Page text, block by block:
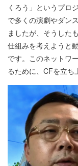
くろう」というプロ
で多くの演劇やダン
ましたが、そうした
仕組みを考えようと
です。このネットワ
るために、CFを立ち